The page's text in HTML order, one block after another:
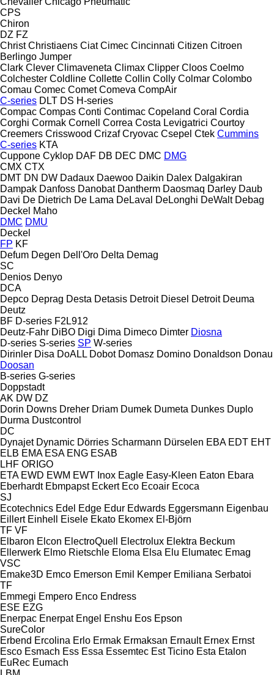
CPS
Chiron
DZ FZ
Christ Christiaens Ciat Cimec Cincinnati Citizen Citroen
Berlingo Jumper
Clark Clever Climaveneta Climax Clipper Cloos Coelmo
Colchester Coldline Collette Collin Colly Colmar Colombo
Comau Comec Comet Comeva CompAir
C-series DLT DS H-series
Compac Compas Conti Contimac Copeland Coral Cordia
Corghi Cormak Cornell Correa Costa Levigatrici Courtoy
Creemers Crisswood Crizaf Cryovac Csepel Ctek Cummins
C-series KTA
Cuppone Cyklop DAF DB DEC DMC DMG
CMX CTX
DMT DN DW Dadaux Daewoo Daikin Dalex Dalgakiran
Dampak Danfoss Danobat Dantherm Daosmaq Darley Daub
Davi De Dietrich De Lama DeLaval DeLonghi DeWalt Debag
Deckel Maho
DMC DMU
Deckel
FP KF
Defum Degen Dell'Oro Delta Demag
SC
Denios Denyo
DCA
Depco Deprag Desta Detasis Detroit Diesel Detroit Deuma
Deutz
BF D-series F2L912
Deutz-Fahr DiBO Digi Dima Dimeco Dimter Diosna
D-series S-series SP W-series
Dirinler Disa DoALL Dobot Domasz Domino Donaldson Donau
Doosan
B-series G-series
Doppstadt
AK DW DZ
Dorin Downs Dreher Driam Dumek Dumeta Dunkes Duplo
Durma Dustcontrol
DC
Dynajet Dynamic Dörries Scharmann Dürselen EBA EDT EHT
ELB EMA ESA ENG ESAB
LHF ORIGO
ETA EWD EWM EWT Inox Eagle Easy-Kleen Eaton Ebara
Eberhardt Ebmpapst Eckert Eco Ecoair Ecoca
SJ
Ecotechnics Edel Edge Edur Edwards Eggersmann Eigenbau
Eillert Einhell Eisele Ekato Ekomex El-Björn
TF VF
Elbaron Elcon ElectroQuell Electrolux Elektra Beckum
Ellerwerk Elmo Rietschle Eloma Elsa Elu Elumatec Emag
VSC
Emake3D Emco Emerson Emil Kemper Emiliana Serbatoi
TF
Emmegi Empero Enco Endress
ESE EZG
Enerpac Enerpat Engel Enshu Eos Epson
SureColor
Erbend Ercolina Erlo Ermak Ermaksan Ernault Ernex Ernst
Esco Esmach Ess Essa Essemtec Est Ticino Esta Etalon
EuRec Eumach